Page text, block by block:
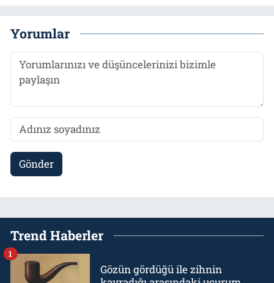
Yorumlar
Gönder
Trend Haberler
Gözün gördüğü ile zihnin
1